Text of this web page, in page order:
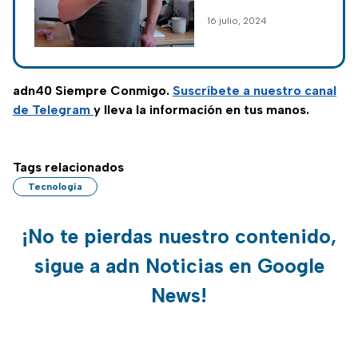
WhatsApp e
diversas
reacciones, con
algunos usuarios
16 julio, 2024
adn40 Siempre Conmigo. Suscríbete a nuestro canal
de Telegram y lleva la información en tus manos.
Tags relacionados
Tecnología
¡No te pierdas nuestro contenido,
sigue a adn Noticias en Google
News!